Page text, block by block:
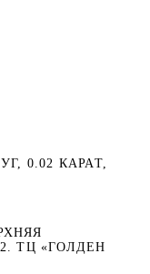
0.02 КАРАТ,
ТЦ «ГОЛДЕН